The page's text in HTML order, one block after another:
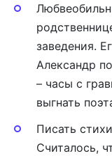
заведения.
Александр
– часы с
выгнать
Писать
Считалось,